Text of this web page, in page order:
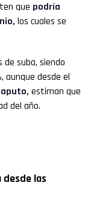
que podría
los cuales se
de suba, siendo
aunque desde el
estiman que
del año.
desde las